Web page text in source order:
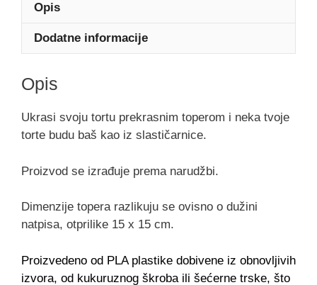
Opis
Dodatne informacije
Opis
Ukrasi svoju tortu prekrasnim toperom i neka tvoje
torte budu baš kao iz slastičarnice.
Proizvod se izrađuje prema narudžbi.
Dimenzije topera razlikuju se ovisno o dužini
natpisa, otprilike 15 x 15 cm.
Proizvedeno od PLA plastike dobivene iz obnovljivih
izvora, od kukuruznog škroba ili šećerne trske, što